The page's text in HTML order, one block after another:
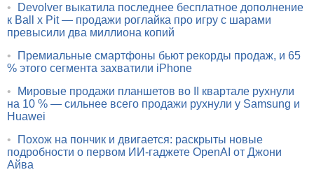
•
Devolver выкатила последнее бесплатное дополнение
к Ball x Pit — продажи роглайка про игру с шарами
превысили два миллиона копий
•
Премиальные смартфоны бьют рекорды продаж, и 65
% этого сегмента захватили iPhone
•
Мировые продажи планшетов во II квартале рухнули
на 10 % — сильнее всего продажи рухнули у Samsung и
Huawei
•
Похож на пончик и двигается: раскрыты новые
подробности о первом ИИ-гаджете OpenAI от Джони
Айва